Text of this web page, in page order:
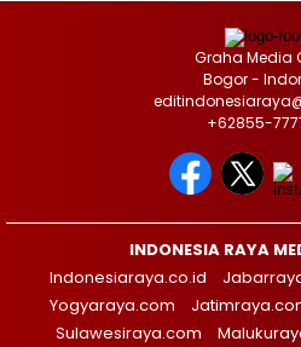
Graha Media
Bogor -
+62855-
INDONESIA RAYA
Indonesiaraya.co.id
Yogyaraya.com
Sulawesiraya.com